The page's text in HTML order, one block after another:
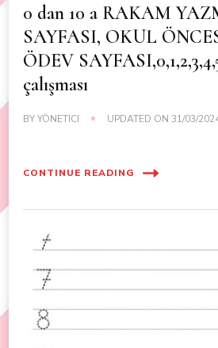
0 dan 10 a RAKAM
SAYFASI, OKUL
ÖDEV
çalışması
BYYÖNETICI UPDATED ON 31/03/
CONTINUE READING